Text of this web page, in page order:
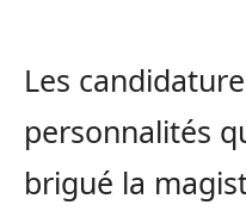
Les
personnalités
brigué la